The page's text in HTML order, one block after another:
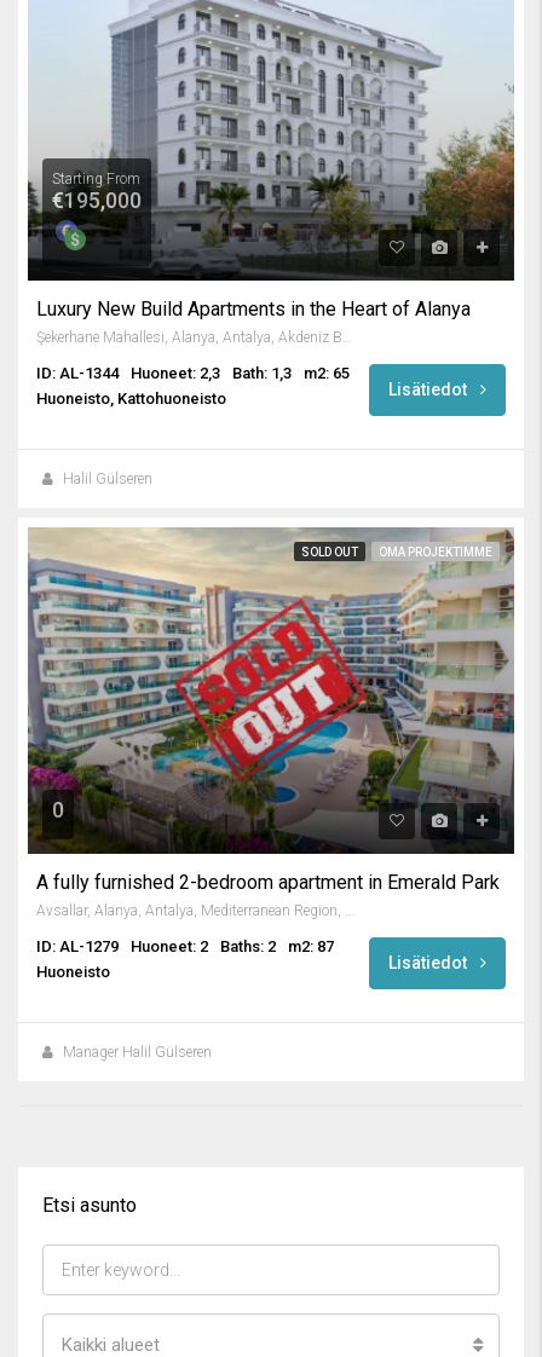
Starting From
€195,000
Luxury New Build Apartments in the Heart of Alanya
Şekerhane Mahallesi, Alanya, Antalya, Akdeniz Bölgesi, Türkiye
ID: AL-1344 Huoneet: 2,3 Bath: 1,3
m2: 65
Huoneisto, Kattohuoneisto
Lisätiedot
Halil Gülseren
SOLD OUT OMA PROJEKTIMME
0
A fully furnished 2-bedroom apartment in Emerald Park
ID: AL-1279 Huoneet: 2 Baths: 2
m2: 87
Huoneisto
Lisätiedot
Manager Halil Gülseren
Etsi asunto
Kaikki alueet